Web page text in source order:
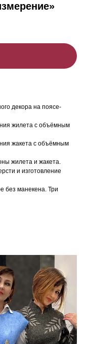
декора на поясе-
жилета с объёмным
жакета с объёмным
жилета и жакета.
и изготовление
без манекена. Три